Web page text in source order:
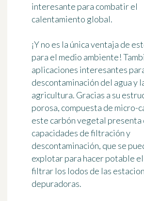
interesante para combatir el
calentamiento global.
¡Y no es la única ventaja de
para el medio ambiente!
aplicaciones interesantes
descontaminación del agua y
agricultura. Gracias a su
porosa, compuesta de micro-
este carbón vegetal presenta
capacidades de filtración y
descontaminación, que se
explotar para hacer potable el
filtrar los lodos de las
depuradoras.